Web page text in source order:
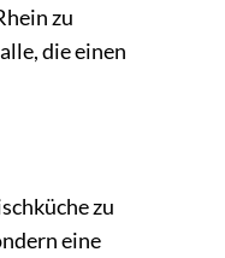
zu
die einen
zu
eine